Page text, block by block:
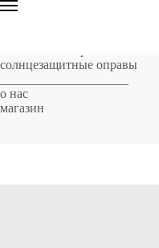
солнцезащитные оправы
о нас
магазин